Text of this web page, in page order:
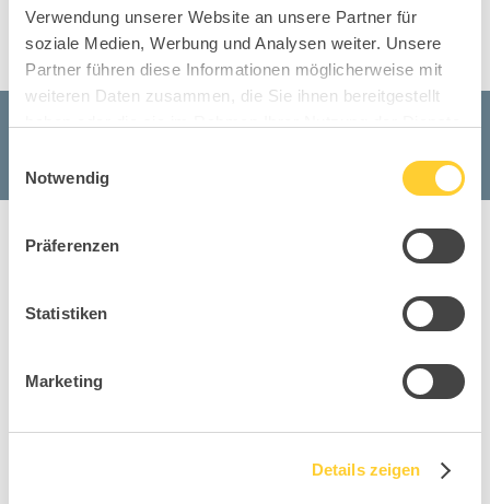
Verwendung unserer Website an unsere Partner für
soziale Medien, Werbung und Analysen weiter. Unsere
Partner führen diese Informationen möglicherweise mit
weiteren Daten zusammen, die Sie ihnen bereitgestellt
Notwendig
Präferenzen
Statistiken
Marketing
Details zeigen